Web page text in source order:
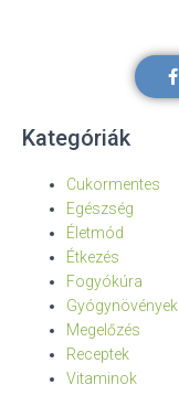
Kategóriák
Cukormentes
Egészség
Életmód
Étkezés
Fogyókúra
Gyógynövények
Megelőzés
Receptek
Vitaminok